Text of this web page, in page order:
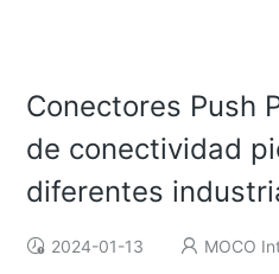
Conectores Push
de conectividad
diferentes
2024-01-13 MOCO